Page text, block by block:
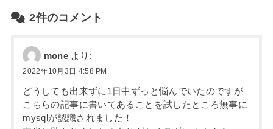
a
2件のコメント
mone より:
2022年10月3日 4:58 PM
どうしても出来ずに1日中ずっと悩んでいたのですが
こちらの記事に書いてあることを試したところ無事に
mysqlが認識されました！